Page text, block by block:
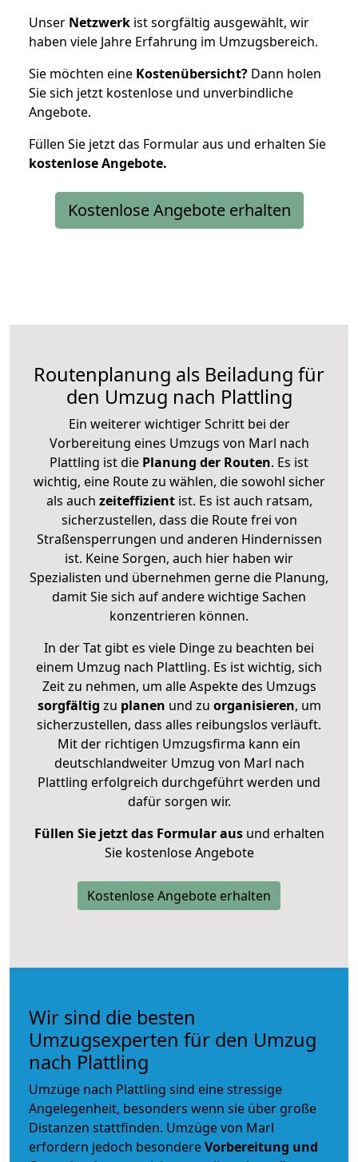
Unser Netzwerk ist sorgfältig ausgewählt, wir
haben viele Jahre Erfahrung im Umzugsbereich.
Sie möchten eine Kostenübersicht? Dann holen
Sie sich jetzt kostenlose und unverbindliche
Angebote.
Füllen Sie jetzt das Formular aus und erhalten Sie
kostenloseAngebote.
Kostenlose Angebote erhalten
Routenplanung als Beiladung für
den Umzug nach Plattling
Ein weiterer wichtiger Schritt bei der
Vorbereitung eines Umzugs von Marl nach
Plattling ist die Planung der Routen. Es ist
wichtig, eine Route zu wählen, die sowohl sicher
als auch zeiteffizientist. Es ist auch ratsam,
sicherzustellen, dass die Route frei von
Straßensperrungen und anderen Hindernissen
ist. Keine Sorgen, auch hier haben wir
Spezialisten und übernehmen gerne die Planung,
damit Sie sich auf andere wichtige Sachen
konzentrieren können.
In der Tat gibt es viele Dinge zu beachten bei
einem Umzug nach Plattling. Es ist wichtig, sich
Zeit zu nehmen, um alle Aspekte des Umzugs
sorgfältig zu planen und zu organisieren, um
sicherzustellen, dass alles reibungslos verläuft.
Mit der richtigen Umzugsfirma kann ein
deutschlandweiter Umzug von Marl nach
Plattling erfolgreich durchgeführt werden und
dafür sorgen wir.
Füllen Sie jetzt das Formular ausund erhalten
Sie kostenlose Angebote
Kostenlose Angebote erhalten
Wir sind die besten
Umzugsexperten für den Umzug
nach Plattling
Umzüge nach Plattling sind eine stressige
Angelegenheit, besonders wenn sie über große
Distanzen stattfinden. Umzüge von Marl
erfordern jedoch besondereVorbereitung und